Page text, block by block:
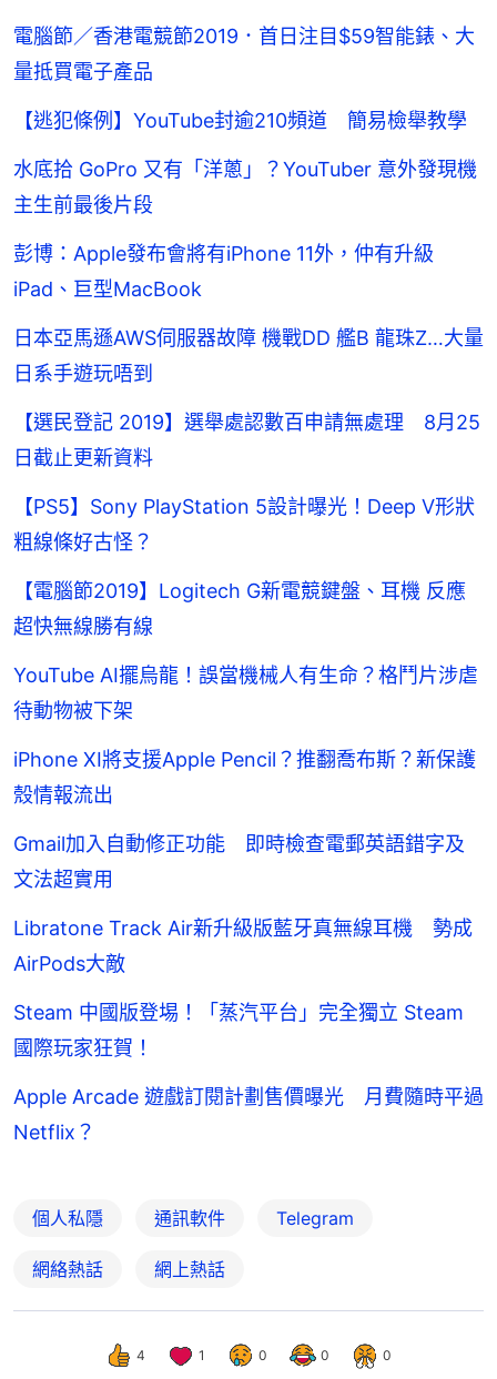
電腦節／香港電競節2019．首日注目$59智能錶、大
量抵買電子產品
【逃犯條例】YouTube封逾210頻道 簡易檢舉教學
水底拾 GoPro 又有「洋蔥」？YouTuber 意外發現機
主生前最後片段
彭博：Apple發布會將有iPhone 11外，仲有升級
iPad、巨型MacBook
日本亞馬遜AWS伺服器故障 機戰DD 艦B 龍珠Z…大量
日系手遊玩唔到
【選民登記 2019】選舉處認數百申請無處理 8月25
日截止更新資料
【PS5】Sony PlayStation 5設計曝光！Deep V形狀
粗線條好古怪？
【電腦節2019】Logitech G新電競鍵盤、耳機 反應
超快無線勝有線
YouTube AI擺烏龍！誤當機械人有生命？格鬥片涉虐
待動物被下架
iPhone XI將支援Apple Pencil？推翻喬布斯？新保護
殼情報流出
Gmail加入自動修正功能 即時檢查電郵英語錯字及
文法超實用
Libratone Track Air新升級版藍牙真無線耳機 勢成
AirPods大敵
Steam 中國版登埸！「蒸汽平台」完全獨立 Steam
國際玩家狂賀！
Apple Arcade 遊戲訂閱計劃售價曝光 月費隨時平過
Netflix？
個人私隱 通訊軟件 Telegram
網絡熱話 網上熱話
4 1 0 0 0